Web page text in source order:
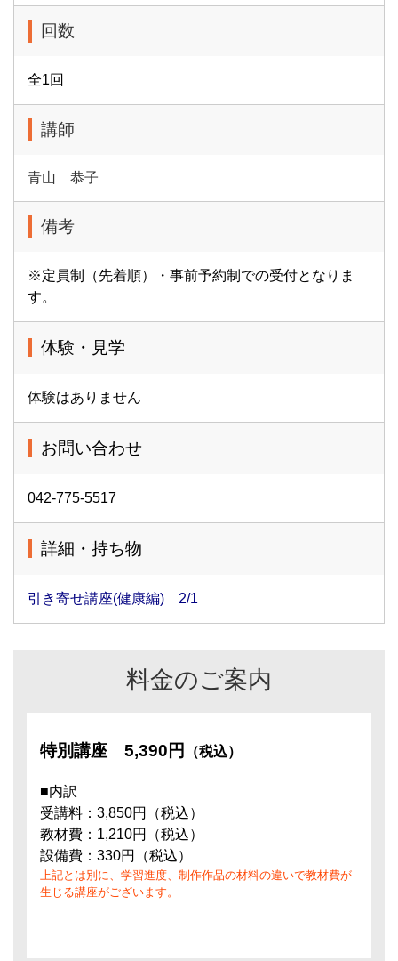
回数
全1回
講師
青山 恭子
備考
※定員制（先着順）・事前予約制での受付となりま
す。
体験・見学
体験はありません
お問い合わせ
042-775-5517
詳細・持ち物
引き寄せ講座(健康編) 2/1
料金のご案内
特別講座 5,390円 （税込）
■内訳
受講料：3,850円（税込）
教材費：1,210円（税込）
設備費：330円（税込）
上記とは別に、学習進度、制作作品の材料の違いで教材費が
生じる講座がございます。